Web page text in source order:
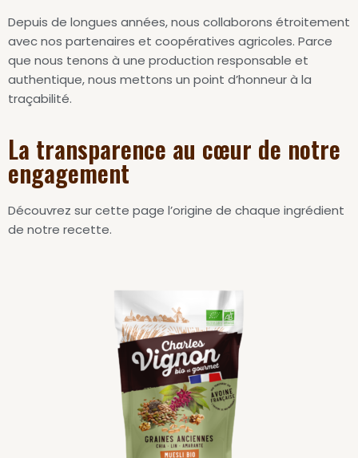
Depuis de longues années, nous collaborons étroitement
avec nos partenaires et coopératives agricoles. Parce
que nous tenons à une production responsable et
authentique, nous mettons un point d’honneur à la
traçabilité.
La transparence au cœur de notre
engagement
Découvrez sur cette page l’origine de chaque ingrédient
de notre recette.